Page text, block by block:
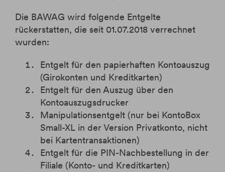
Die BAWAG wird folgende Entgelte
rückerstatten, die seit 01.07.2018 verrechnet
wurden:
Entgelt für den papierhaften Kontoauszug
(Girokonten und Kreditkarten)
Entgelt für den Auszug über den
Kontoauszugsdrucker
Manipulationsentgelt (nur bei KontoBox
Small-XL in der Version Privatkonto, nicht
bei Kartentransaktionen)
Entgelt für die PIN-Nachbestellung in der
Filiale (Konto- und Kreditkarten)